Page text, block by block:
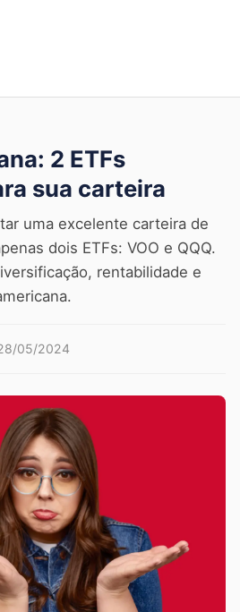
2 ETFs
sua carteira
uma excelente carteira de
dois ETFs: VOO e QQQ.
rentabilidade e
05/2024